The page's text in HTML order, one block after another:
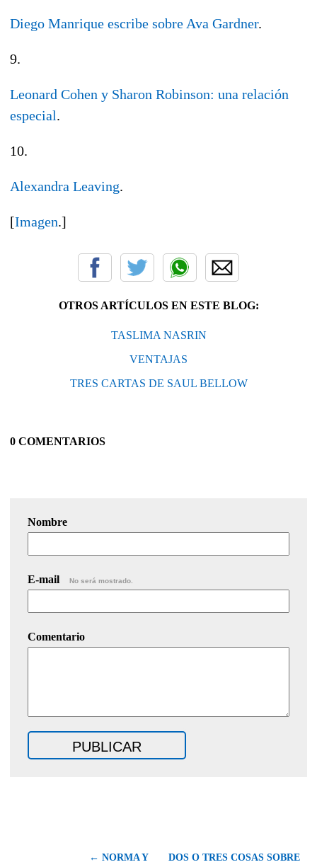
Diego Manrique escribe sobre Ava Gardner.
9.
Leonard Cohen y Sharon Robinson: una relación
especial.
10.
Alexandra Leaving.
[Imagen.]
OTROS ARTÍCULOS EN ESTE BLOG:
TASLIMA NASRIN
VENTAJAS
TRES CARTAS DE SAUL BELLOW
0 COMENTARIOS
Nombre
E-mail No será mostrado.
Comentario
← NORMA Y DOS O TRES COSAS SOBRE